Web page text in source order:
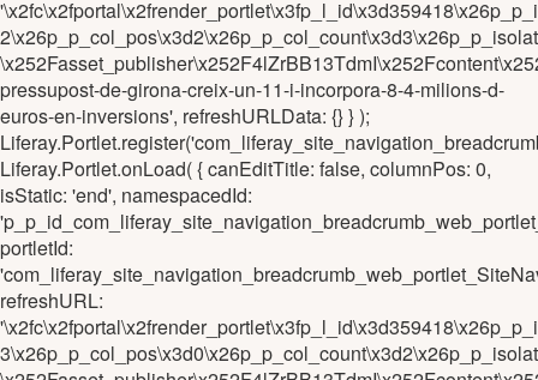
pressupost-de-girona-creix-un-11-i-incorpora-8-4-milions-d-
euros-en-inversions', refreshURLData: {} } );
Liferay.Portlet.onLoad( { canEditTitle: false, columnPos: 0,
isStatic: 'end', namespacedId:
portletId:
refreshURL: